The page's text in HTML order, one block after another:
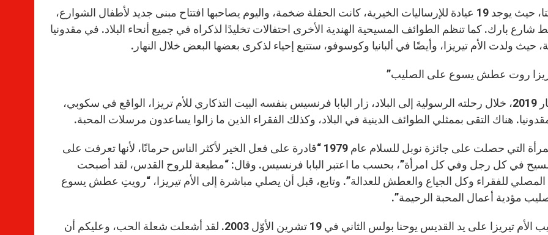
في كلكتا، حيث يوجد 19 عيادة للإرساليات الخيرية، كانت الحفلة ضخمة، واليوم يصاحبها افتتاح مبنى جديد لأطفال الشوارع،
بارك. كما تنظم الطوائف المسيحية الهندية الأخرى احتفالات تخليدًا لذكراه في جميع أنحاء البلاد. في مقدونيا
حيث ولدت الأم تيريزا، وأيضًا في ألبانيا وكوسوفو، ستتبع إحياء لذكرى بعضها البعض خلال النهار.
روت عطش يسوع على الصليب”
في 7 أيار 2019، خلال رحلته الرسولية إلى البلاد، زار البابا فرنسيس بنفسه البيت التذكاري للأم تريزا، الواقع في سكوبي،
هناك التقى بممثلي الطوائف الدينية في البلاد، وكذلك الفقراء الذين ما زالوا يساعدون مرسلات المحبة.
كانت المرأة التي حصلت على جائزة نوبل للسلام عام 1979 “قادرة على فعل الخير لأكثر الناس حرمانًا، لأنها تعرفت على
في كل رجل وفي كل امرأة”، بحسب ما اعتبر البابا فرنسيس. وقال: “مطيعة للروح القدس، لقد أصبحت
للفقراء وكل الجياع والعطش للعدالة”. وتابع، قبل أن يصلي مباشرة إلى الأم تيريزا، “رويتِ عطش يسوع
مؤدية أعمال المحبة الرحيمة”.
تم تطويب الأم تيريزا على يد القديس يوحنا بولس الثاني في 19 تشرين الأوّل 2003. لقد أشعلت شعلة الحب، وعليكم أن